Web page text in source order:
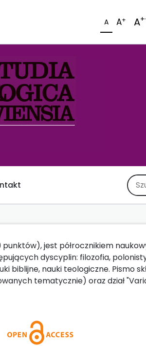
A A+ A
jest półrocznikiem
dyscyplin: filozofia,
biblijne, nauki teologiczne. Pismo
tematycznie) oraz dział